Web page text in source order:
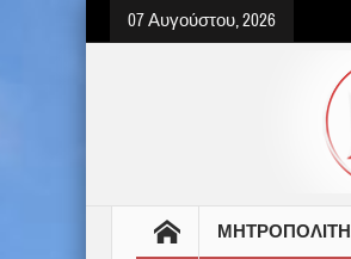
07 Αυγούστου, 2026